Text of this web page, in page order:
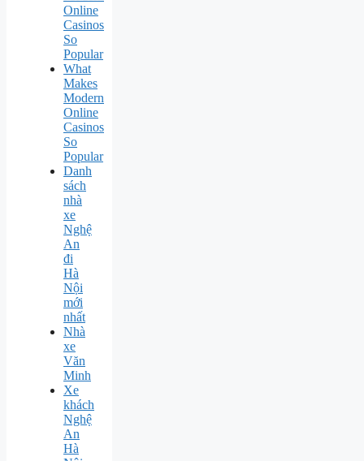
Online
Casinos
So
Popular
What
Makes
Modern
Online
Casinos
So
Popular
Danh
sách
nhà
xe
Nghệ
An
đi
Hà
Nội
mới
nhất
Nhà
xe
Văn
Minh
Xe
khách
Nghệ
An
Hà